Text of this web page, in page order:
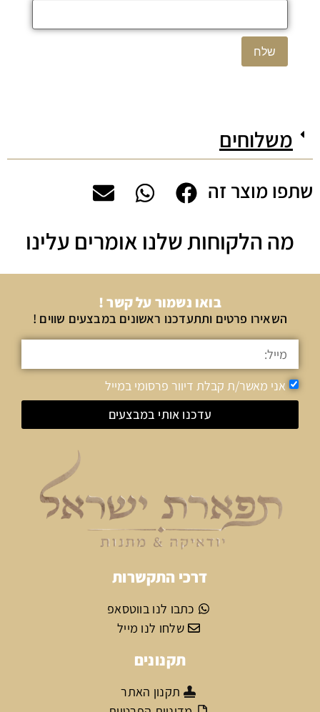
משלוחים
שתפו מוצר זה
מה הלקוחות שלנו אומרים עלינו
בואו נשמור על קשר !
השאירו פרטים ותתעדכנו ראשונים במבצעים שווים !
אני מאשר/ת קבלת דיוור פרסומי במייל
עדכנו אותי במבצעים
דרכי התקשרות
כתבו לנו בווטסאפ
שלחו לנו מייל
תקנונים
תקנון האתר